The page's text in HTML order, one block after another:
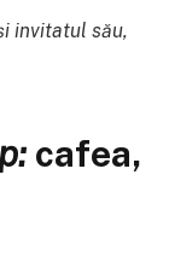
invitatul său,
cafea,